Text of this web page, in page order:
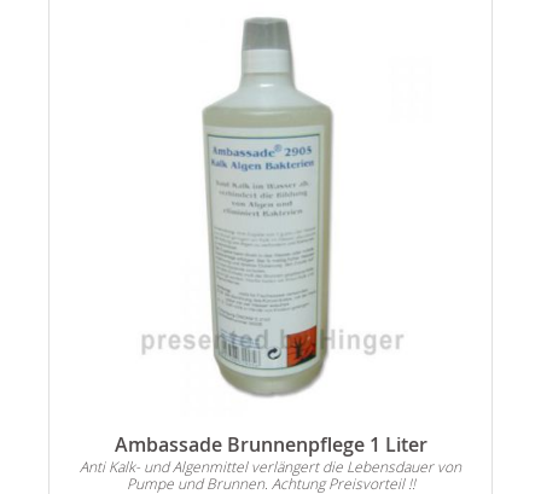
Ambassade Brunnenpflege 1 Liter
Anti Kalk- und Algenmittel verlängert die Lebensdauer von
Pumpe und Brunnen. Achtung Preisvorteil !!